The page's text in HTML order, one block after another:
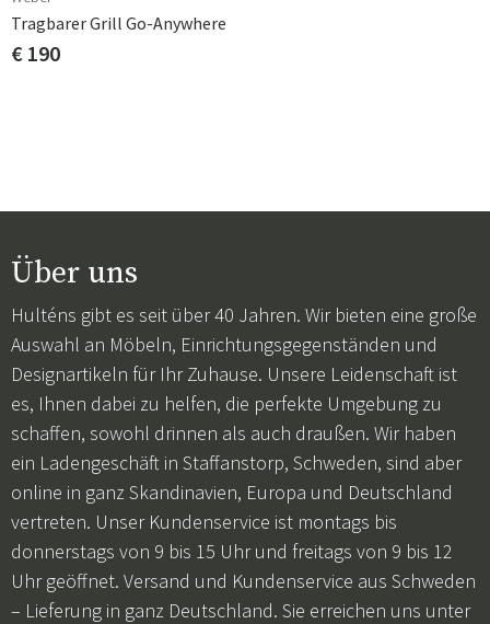
Angebot an Campinggrills und machen Sie sich bereit für
Ihr nächstes Abenteuer in der Natur.
Tragbarer Grill Go-Anywhere
€ 190
Über uns
Hulténs gibt es seit über 40 Jahren. Wir bieten eine große
Auswahl an Möbeln, Einrichtungsgegenständen und
Designartikeln für Ihr Zuhause. Unsere Leidenschaft ist
es, Ihnen dabei zu helfen, die perfekte Umgebung zu
schaffen, sowohl drinnen als auch draußen. Wir haben
ein Ladengeschäft in Staffanstorp, Schweden, sind aber
online in ganz Skandinavien, Europa und Deutschland
vertreten. Unser Kundenservice ist montags bis
donnerstags von 9 bis 15 Uhr und freitags von 9 bis 12
Uhr geöffnet. Versand und Kundenservice aus Schweden
– Lieferung in ganz Deutschland. Sie erreichen uns unter